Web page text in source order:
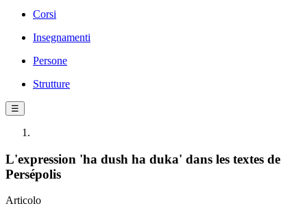
Corsi
Insegnamenti
Persone
Strutture
☰
L'expression 'ha dush ha duka' dans les textes de
Persépolis
Articolo